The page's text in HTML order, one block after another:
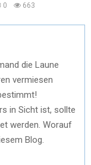
0 663
die Laune
vermiesen
in Sicht ist, sollte
werden. Worauf
Blog.